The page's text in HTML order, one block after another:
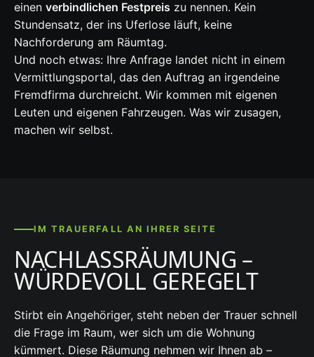
einen verbindlichen Festpreis zu nennen. Kein
Stundensatz, der ins Uferlose läuft, keine
Nachforderung am Räumtag.
Und noch etwas: Ihre Anfrage landet nicht in einem
Vermittlungsportal, das den Auftrag an irgendeine
Fremdfirma durchreicht. Wir kommen mit eigenen
Leuten und eigenen Fahrzeugen. Was wir zusagen,
machen wir selbst.
IM TRAUERFALL AN IHRER SEITE
NACHLASSRÄUMUNG –
WÜRDEVOLL GEREGELT
Stirbt ein Angehöriger, steht neben der Trauer schnell
die Frage im Raum, wer sich um die Wohnung
kümmert. Diese Räumung nehmen wir Ihnen ab –